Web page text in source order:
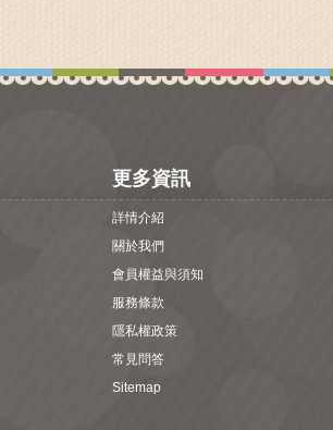
更多資訊
詳情介紹
關於我們
會員權益與須知
服務條款
隱私權政策
常見問答
Sitemap